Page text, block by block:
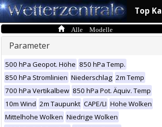
Top
Alle Modelle
Parameter
500 hPa Geopot. Höhe 850 hPa Temp.
850 hPa Stromlinien Niederschlag 2m Temp
700 hPa Vertikalbew 850 hPa Pot. Äquiv. Temp
10m Wind 2m Taupunkt CAPE/LI Hohe Wolken
Mittelhohe Wolken Niedrige Wolken